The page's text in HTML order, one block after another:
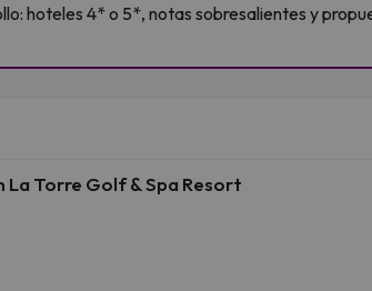
hoteles 4* o 5*, notas sobresalientes y
Torre Golf & Spa Resort